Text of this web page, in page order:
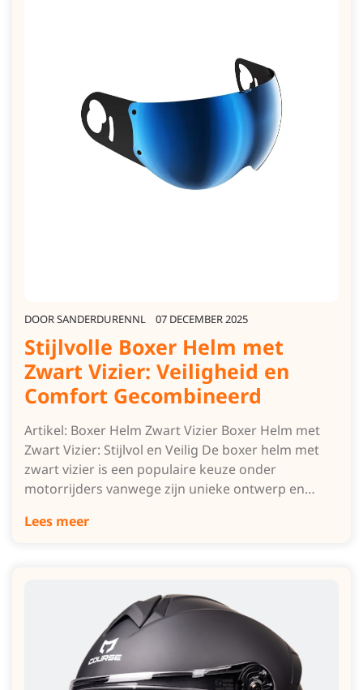
DOORSANDERDURENNL 07 DECEMBER 2025
Stijlvolle Boxer Helm met
Zwart Vizier: Veiligheid en
Comfort Gecombineerd
Artikel: Boxer Helm Zwart Vizier Boxer Helm met
Zwart Vizier: Stijlvol en Veilig De boxer helm met
zwart vizier is een populaire keuze onder
motorrijders vanwege zijn unieke ontwerp en…
Lees meer